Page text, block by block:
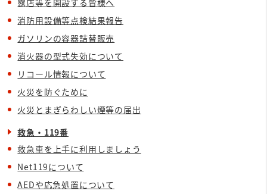
消防用設備等点検結果報告
ガソリンの容器詰替販売
消火器の型式失効について
リコール情報について
火災を防ぐために
火災とまぎらわしい煙等の届出
救急・119番
救急車を上手に利用しましょう
Net119について
AEDや応急処置について